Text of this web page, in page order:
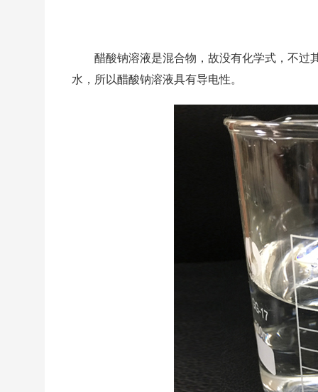
醋酸钠溶液是混合物，故没有化学式，不过
水，所以醋酸钠溶液具有导电性。